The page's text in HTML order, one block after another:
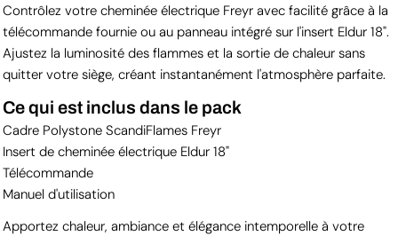
Contrôlez votre cheminée électrique Freyr avec facilité grâce à la
télécommande fournie ou au panneau intégré sur l'insert Eldur 18".
Ajustez la luminosité des flammes et la sortie de chaleur sans
quitter votre siège, créant instantanément l'atmosphère parfaite.
Ce qui est inclus dans le pack
Cadre Polystone ScandiFlames Freyr
Insert de cheminée électrique Eldur 18"
Télécommande
Manuel d'utilisation
Apportez chaleur, ambiance et élégance intemporelle à votre